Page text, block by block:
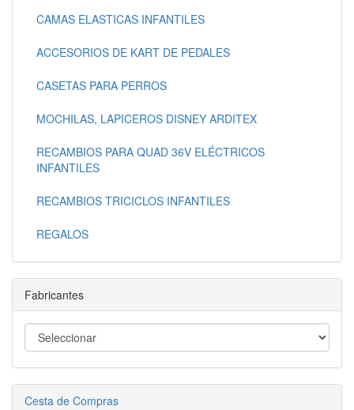
CAMAS ELASTICAS INFANTILES
ACCESORIOS DE KART DE PEDALES
CASETAS PARA PERROS
MOCHILAS, LAPICEROS DISNEY ARDITEX
RECAMBIOS PARA QUAD 36V ELÉCTRICOS
INFANTILES
RECAMBIOS TRICICLOS INFANTILES
REGALOS
Fabricantes
Cesta de Compras